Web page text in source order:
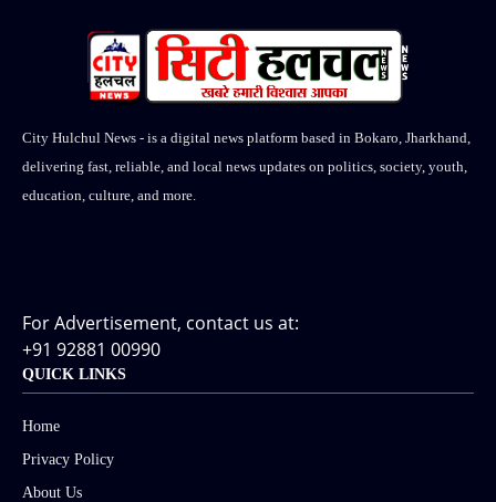
City Hulchul News - is a digital news platform based in Bokaro, Jharkhand,
delivering fast, reliable, and local news updates on politics, society, youth,
education, culture, and more.
For Advertisement, contact us at:
+91 92881 00990
QUICK LINKS
Home
Privacy Policy
About Us